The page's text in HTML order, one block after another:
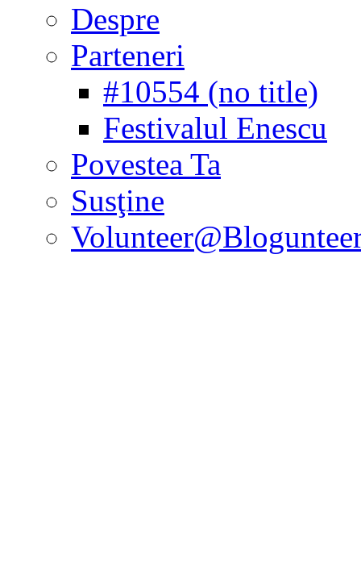
Despre
Parteneri
#10554 (no title)
Festivalul Enescu
Povestea Ta
Susţine